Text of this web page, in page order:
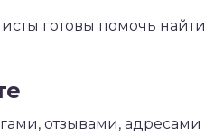
готовы помочь найти
отзывами, адресами